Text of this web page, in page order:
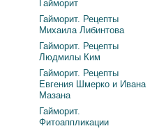
Гайморит
Гайморит. Рецепты
Михаила Либинтова
Гайморит. Рецепты
Людмилы Ким
Гайморит. Рецепты
Евгения Шмерко и Ивана
Мазана
Гайморит.
Фитоаппликации